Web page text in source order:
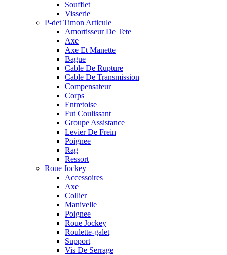
Soufflet
Visserie
P-det Timon Articule
Amortisseur De Tete
Axe
Axe Et Manette
Bague
Cable De Rupture
Cable De Transmission
Compensateur
Corps
Entretoise
Fut Coulissant
Groupe Assistance
Levier De Frein
Poignee
Rag
Ressort
Roue Jockey
Accessoires
Axe
Collier
Manivelle
Poignee
Roue Jockey
Roulette-galet
Support
Vis De Serrage